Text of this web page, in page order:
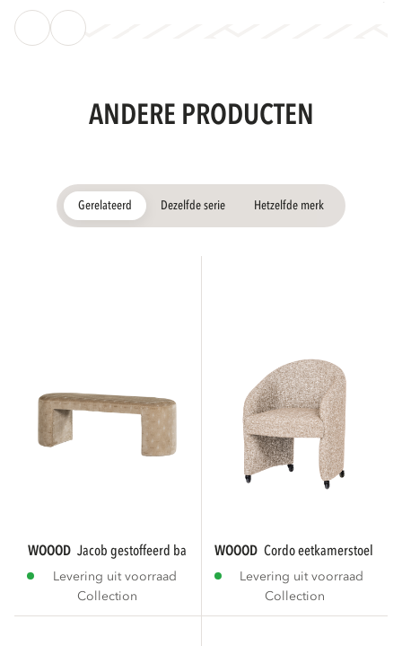
ANDERE PRODUCTEN
Gerelateerd Dezelfde serie Hetzelfde merk
WOOOD jacob gestoffeerd bankje streep...
Levering uit voorraad
Collection
WOOOD cordo eetkamerstoel
Levering uit voorraad
Collection